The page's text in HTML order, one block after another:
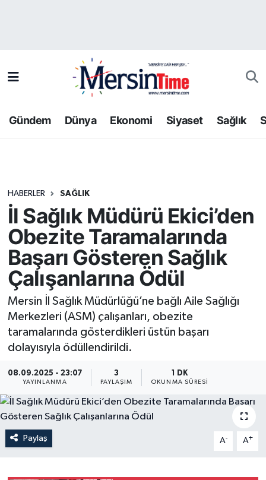
Gündem Dünya Ekonomi Siyaset Sağlık
HABERLER SAĞLIK
İl Sağlık Müdürü Ekici’den
Obezite Taramalarında
Başarı Gösteren Sağlık
Çalışanlarına Ödül
Mersin İl Sağlık Müdürlüğü’ne bağlı Aile Sağlığı
Merkezleri (ASM) çalışanları, obezite
taramalarında gösterdikleri üstün başarı
dolayısıyla ödüllendirildi.
08.09.2025 - 23:07
YAYINLANMA
3
PAYLAŞIM
1 DK
OKUNMA SÜRESI
Paylaş A- A+
Bilim-Teknoloji
Dünya
Ekonomi
Gündem
Kültür-Sanat
Resmi İlan
Sağlık
Siyaset
Spor
Yaşam
Trafik Durumu
Tüm Manşetler
Haber Arşivi